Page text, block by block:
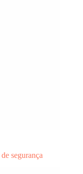
segurança